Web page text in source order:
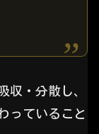
収・分散し、
っていること